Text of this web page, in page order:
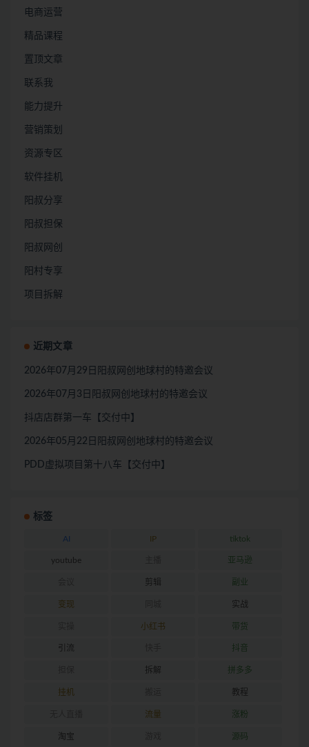
电商运营
精品课程
置顶文章
联系我
能力提升
营销策划
资源专区
软件挂机
阳叔分享
阳叔担保
阳叔网创
阳村专享
项目拆解
近期文章
2026年07月29日阳叔网创地球村的特邀会议
2026年07月3日阳叔网创地球村的特邀会议
抖店店群第一车【交付中】
2026年05月22日阳叔网创地球村的特邀会议
PDD虚拟项目第十八车【交付中】
标签
AI IP tiktok
youtube 亚马逊
剪辑 副业
变现 实战
小红书 带货
引流 抖音
拆解 拼多多
挂机 教程
流量 涨粉
淘宝 源码